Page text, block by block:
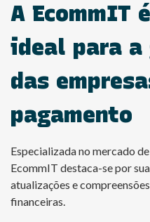
A EcommIT
ideal para
das
pagamento
Especializada no mercado
EcommIT destaca-se por
atualizações e
financeiras.